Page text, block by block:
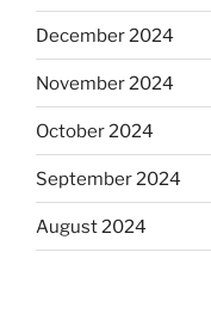
December 2024
November 2024
October 2024
September 2024
August 2024